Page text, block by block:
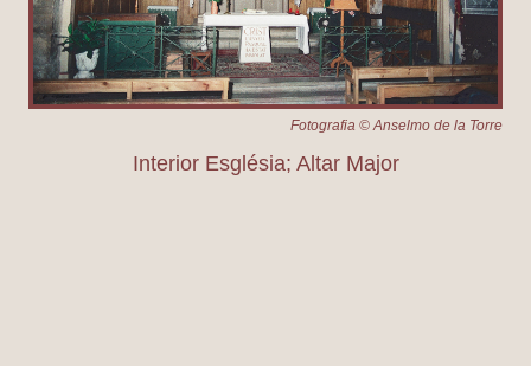
Fotografia © Anselmo de la Torre
Interior Església; Altar Major